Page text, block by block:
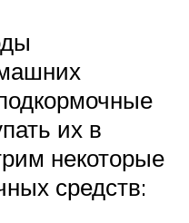
их в
некоторые
средств: